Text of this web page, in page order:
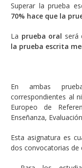
Superar la prueba
70% hace que la
La prueba oral será
la prueba escrita
En ambas
correspondientes al
Europeo de
Enseñanza,
Esta asignatura es
dos convocatorias de